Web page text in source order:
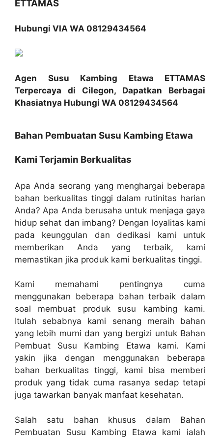
ETTAMAS
Hubungi VIA WA 08129434564
Agen Susu Kambing Etawa ETTAMAS
Terpercaya di Cilegon, Dapatkan Berbagai
Khasiatnya Hubungi WA 08129434564
Bahan Pembuatan Susu Kambing Etawa
Kami Terjamin Berkualitas
Apa Anda seorang yang menghargai beberapa
bahan berkualitas tinggi dalam rutinitas harian
Anda? Apa Anda berusaha untuk menjaga gaya
hidup sehat dan imbang? Dengan loyalitas kami
pada keunggulan dan dedikasi kami untuk
memberikan Anda yang terbaik, kami
memastikan jika produk kami berkualitas tinggi.
Kami memahami pentingnya cuma
menggunakan beberapa bahan terbaik dalam
soal membuat produk susu kambing kami.
Itulah sebabnya kami senang meraih bahan
yang lebih murni dan yang bergizi untuk Bahan
Pembuat Susu Kambing Etawa kami. Kami
yakin jika dengan menggunakan beberapa
bahan berkualitas tinggi, kami bisa memberi
produk yang tidak cuma rasanya sedap tetapi
juga tawarkan banyak manfaat kesehatan.
Salah satu bahan khusus dalam Bahan
Pembuatan Susu Kambing Etawa kami ialah